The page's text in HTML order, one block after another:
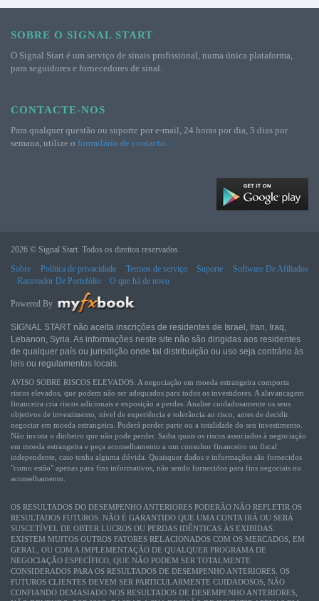
SOBRE O SIGNAL START
O Signal Start é um serviço de sinais profissional, numa única plataforma,
para seguidores e fornecedores de sinal.
CONTACTE-NOS
Para qualquer questão ou suporte por e-mail, 24 horas por dia, 5 dias por
semana, utilize o formulário de contacto.
2026 © Signal Start. Todos os direitos reservados.
Sobre
Política de privacidade Termos de serviço Suporte
Software De Afiliados
Rastreador De Portefólio
O que há de novo
Powered By
SIGNAL START não aceita inscrições de residentes de Israel, Iran, Iraq,
Lebanon, Syria. As informações neste site não são dirigidas aos residentes
de qualquer país ou jurisdição onde tal distribuição ou uso seja contrário às
leis ou regulamentos locais.
AVISO SOBRE RISCOS ELEVADOS: A negociação em moeda estrangeira comporta
riscos elevados, que podem não ser adequados para todos os investidores. A alavancagem
financeira cria riscos adicionais e exposição a perdas. Analise cuidadosamente os seus
objetivos de investimento, nível de experiência e tolerância ao risco, antes de decidir
negociar em moeda estrangeira. Poderá perder parte ou a totalidade do seu investimento.
Não invista o dinheiro que não pode perder. Saiba quais os riscos associados à negociação
em moeda estrangeira e peça aconselhamento a um consultor financeiro ou fiscal
independente, caso tenha alguma dúvida. Quaisquer dados e informações são fornecidos
"como estão" apenas para fins informativos, não sendo fornecidos para fins negociais ou
aconselhamento.
OS RESULTADOS DO DESEMPENHO ANTERIORES PODERÃO NÃO REFLETIR OS
RESULTADOS FUTUROS. NÃO É GARANTIDO QUE UMA CONTA IRÁ OU SERÁ
SUSCETÍVEL DE OBTER LUCROS OU PERDAS IDÊNTICAS ÀS EXIBIDAS.
EXISTEM MUITOS OUTROS FATORES RELACIONADOS COM OS MERCADOS, EM
GERAL, OU COM A IMPLEMENTAÇÃO DE QUALQUER PROGRAMA DE
NEGOCIAÇÃO ESPECÍFICO, QUE NÃO PODEM SER TOTALMENTE
CONSIDERADOS PARA OS RESULTADOS DE DESEMPENHO ANTERIORES. OS
FUTUROS CLIENTES DEVEM SER PARTICULARMENTE CUIDADOSOS, NÃO
CONFIANDO DEMASIADO NOS RESULTADOS DE DESEMPENHO ANTERIORES,